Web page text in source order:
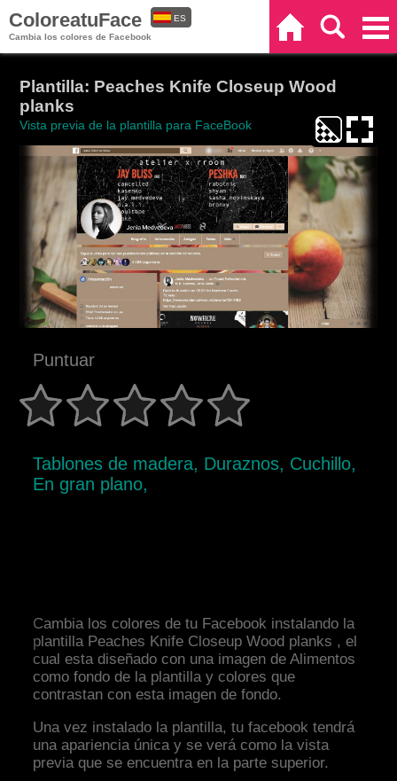
ColoreatuFace
Cambia los colores de Facebook
ES
Plantilla: Peaches Knife Closeup Wood
planks
Vista previa de la plantilla para FaceBook
Puntuar
Tablones de madera, Duraznos, Cuchillo,
En gran plano,
Cambia los colores de tu Facebook instalando la
plantilla Peaches Knife Closeup Wood planks , el
cual esta diseñado con una imagen de Alimentos
como fondo de la plantilla y colores que
contrastan con esta imagen de fondo.
Una vez instalado la plantilla, tu facebook tendrá
una apariencia única y se verá como la vista
previa que se encuentra en la parte superior.